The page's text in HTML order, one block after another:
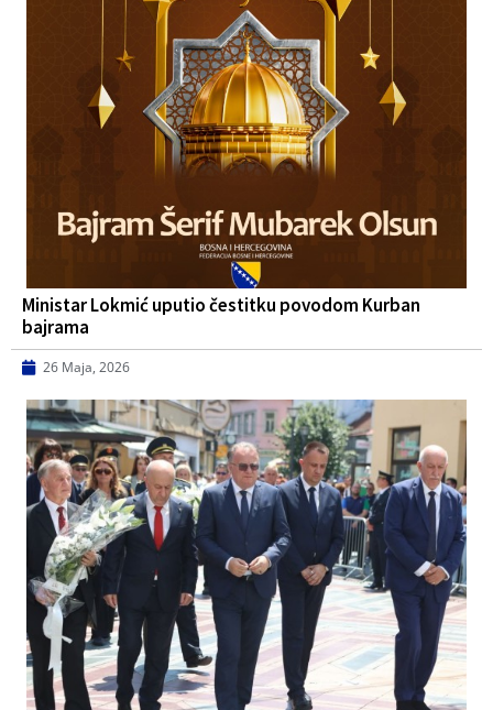
Ministar Lokmić uputio čestitku povodom Kurban
bajrama
26 Maja, 2026